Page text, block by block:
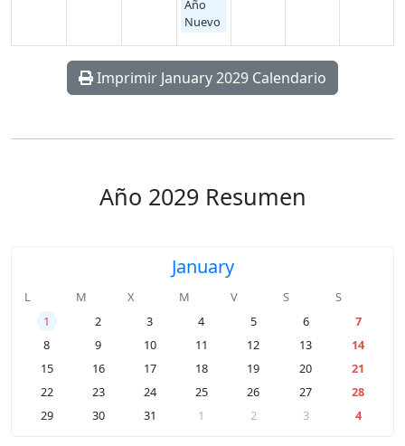
Año
Nuevo
Imprimir January 2029 Calendario
Año 2029 Resumen
January
L M X M V S
S
1
2 3 4 5 6
7
8
9 10 11 12 13
14
15
16 17 18 19 20
21
22
23 24 25 26 27
28
29
30 31 1 2 3 4